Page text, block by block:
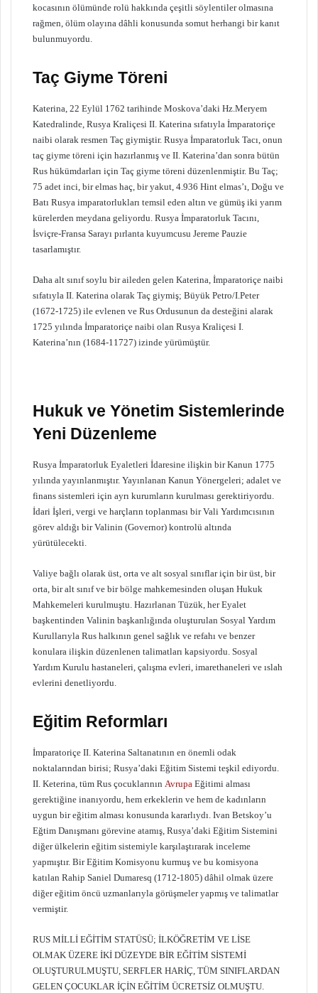
kocasının ölümünde rolü hakkında çeşitli söylentiler olmasına
rağmen, ölüm olayına dâhli konusunda somut herhangi bir kanıt
bulunmuyordu.
Taç Giyme Töreni
Katerina, 22 Eylül 1762 tarihinde Moskova’daki Hz.Meryem
Katedralinde, Rusya Kraliçesi II. Katerina sıfatıyla İmparatoriçe
naibi olarak resmen Taç giymiştir. Rusya İmparatorluk Tacı, onun
taç giyme töreni için hazırlanmış ve II. Katerina’dan sonra bütün
Rus hükümdarları için Taç giyme töreni düzenlenmiştir. Bu Taç;
75 adet inci, bir elmas haç, bir yakut, 4.936 Hint elmas’ı, Doğu ve
Batı Rusya imparatorlukları temsil eden altın ve gümüş iki yarım
kürelerden meydana geliyordu. Rusya İmparatorluk Tacını,
İsviçre-Fransa Sarayı pırlanta kuyumcusu Jereme Pauzie
tasarlamıştır.
Daha alt sınıf soylu bir aileden gelen Katerina, İmparatoriçe naibi
sıfatıyla II. Katerina olarak Taç giymiş; Büyük Petro/I.Peter
(1672-1725) ile evlenen ve Rus Ordusunun da desteğini alarak
1725 yılında İmparatoriçe naibi olan Rusya Kraliçesi I.
Katerina’nın (1684-11727) izinde yürümüştür.
Hukuk ve Yönetim Sistemlerinde
Yeni Düzenleme
Rusya İmparatorluk Eyaletleri İdaresine ilişkin bir Kanun 1775
yılında yayınlanmıştır. Yayınlanan Kanun Yönergeleri; adalet ve
finans sistemleri için ayrı kurumların kurulması gerektiriyordu.
İdari İşleri, vergi ve harçların toplanması bir Vali Yardımcısının
görev aldığı bir Valinin (Governor) kontrolü altında
yürütülecekti.
Valiye bağlı olarak üst, orta ve alt sosyal sınıflar için bir üst, bir
orta, bir alt sınıf ve bir bölge mahkemesinden oluşan Hukuk
Mahkemeleri kurulmuştu. Hazırlanan Tüzük, her Eyalet
başkentinden Valinin başkanlığında oluşturulan Sosyal Yardım
Kurullarıyla Rus halkının genel sağlık ve refahı ve benzer
konulara ilişkin düzenlenen talimatları kapsiyordu. Sosyal
Yardım Kurulu hastaneleri, çalışma evleri, imarethaneleri ve ıslah
evlerini denetliyordu.
Eğitim Reformları
İmparatoriçe II. Katerina Saltanatının en önemli odak
noktalarından birisi; Rusya’daki Eğitim Sistemi teşkil ediyordu.
II. Keterina, tüm Rus çocuklarının Avrupa Eğitimi alması
gerektiğine inanıyordu, hem erkeklerin ve hem de kadınların
uygun bir eğitim alması konusunda kararlıydı. Ivan Betskoy’u
Eğtim Danışmanı görevine atamış, Rusya’daki Eğitim Sistemini
diğer ülkelerin eğitim sistemiyle karşılaştırarak inceleme
yapmıştır. Bir Eğitim Komisyonu kurmuş ve bu komisyona
katılan Rahip Saniel Dumaresq (1712-1805) dâhil olmak üzere
diğer eğitim öncü uzmanlarıyla görüşmeler yapmış ve talimatlar
vermiştir.
RUS MİLLİ EĞİTİM STATÜSÜ; İLKÖĞRETİM VE LİSE
OLMAK ÜZERE İKİ DÜZEYDE BİR EĞİTİM SİSTEMİ
OLUŞTURULMUŞTU, SERFLER HARİÇ, TÜM SINIFLARDAN
GELEN ÇOCUKLAR İÇİN EĞİTİM ÜCRETSİZ OLMUŞTU.